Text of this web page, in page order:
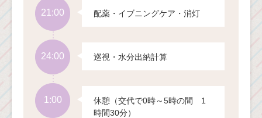
21:00 配薬・イブニングケア・消灯
24:00 巡視・水分出納計算
1:00
休憩（交代で0時～5時の間 1
時間30分）